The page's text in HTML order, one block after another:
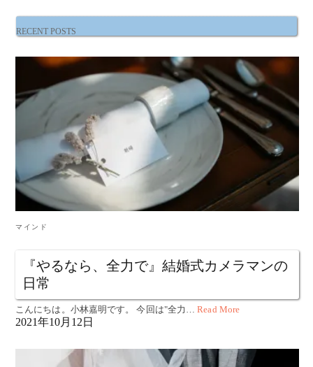
RECENT POSTS
マインド
『やるなら、全力で』結婚式カメラマンの
日常
こんにちは。小林嘉明です。 今回は"全力…Read More
2021年10月12日